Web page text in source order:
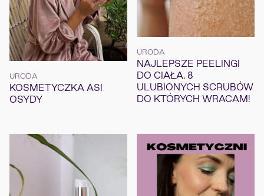
URODA
KOSMETYCZKA ASI
OSYDY
URODA
NAJLEPSZE PEELINGI
DO CIAŁA. 8
ULUBIONYCH SCRUBÓW
DO KTÓRYCH WRACAM!